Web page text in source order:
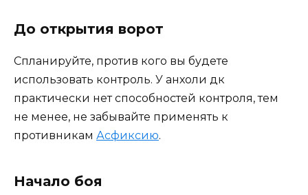
До открытия ворот
Спланируйте, против кого вы будете
использовать контроль. У анхоли дк
практически нет способностей контроля, тем
не менее, не забывайте применять к
противникам Асфиксию.
Начало боя